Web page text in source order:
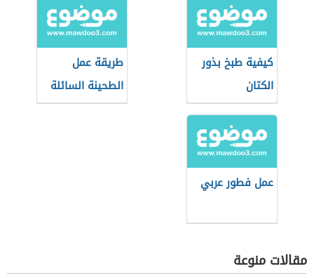
كيفية طبخ بذور
الكتان
طريقة عمل
الطحينة السائلة
للفلافل
عمل فطور عربي
مقالات منوعة